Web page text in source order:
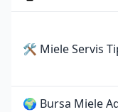
🛠 Miele Servis
🌍 Bursa Miele